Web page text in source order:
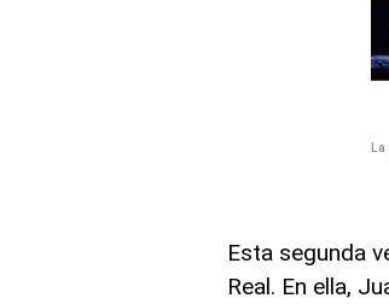
Esta segunda
Real. En ella,